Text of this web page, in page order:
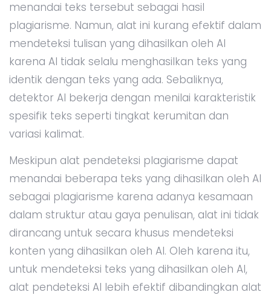
menandai teks tersebut sebagai hasil
plagiarisme. Namun, alat ini kurang efektif dalam
mendeteksi tulisan yang dihasilkan oleh AI
karena AI tidak selalu menghasilkan teks yang
identik dengan teks yang ada. Sebaliknya,
detektor AI bekerja dengan menilai karakteristik
spesifik teks seperti tingkat kerumitan dan
variasi kalimat.
Meskipun alat pendeteksi plagiarisme dapat
menandai beberapa teks yang dihasilkan oleh AI
sebagai plagiarisme karena adanya kesamaan
dalam struktur atau gaya penulisan, alat ini tidak
dirancang untuk secara khusus mendeteksi
konten yang dihasilkan oleh AI. Oleh karena itu,
untuk mendeteksi teks yang dihasilkan oleh AI,
alat pendeteksi AI lebih efektif dibandingkan alat